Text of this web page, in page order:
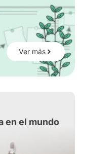
Ver más
en el mundo